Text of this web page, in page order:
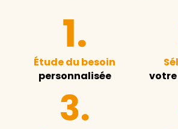
Étude du besoin
personnalisée